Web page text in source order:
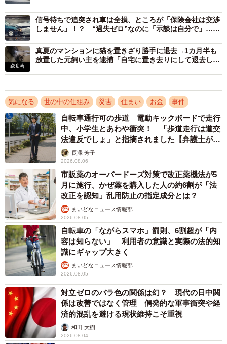
台風によって友人の家が水浸しになった場合、民法第709条
の不法行為責任に基づき、法的な賠償義務が生じる可能性
があります。ただし、故意または過失が認められるか、状
況によって判断が分かれるため、必ずしも賠償責任が認め
られるとは限りません。
このケースで争点となるのは、窓を閉め忘れたことが法的
な「過失」にあたるかどうかです。Bさんから台風が来るこ
とを知らされ、窓を閉めるよう注意されていたにもかかわ
らず閉め忘れた点は、過失と判断される一因になります。
一方で、窓を意図的に開けたわけではなく「うっかり忘れ
た」という不注意によるものであり、積極的な加害行為と
は異なります。また、予報を大きく超える記録的な豪雨で
あったなど、損害の発生を予見するのが困難だったといえ
る事情があれば、過失が否定される可能性もあります。
ー仮に「過失」が認められた場合、賠償すべき損害の範囲
はどこまでですか
もしAさんが故意に窓を開けた場合など、過失が認められた
場合は、その行為によって生じた、社会通念上相当と認め
られる範囲の損害すべてが対象となります。
具体的には、濡れた床や壁の修繕費用、水浸しになった家
信号待ちで追突され車は全損、ところが「保険会社は交渉
しません」！？ “過失ゼロ”なのに「示談は自分で」…直
真夏のマンションに猫を置きざり勝手に退去→1カ月半も
放置した元飼い主を逮捕「自宅に置き去りにして退去した
気になる 世の中の仕組み 災害 住まい お金 事件
自転車通行可の歩道 電動キックボードで走行
中、小学生とあわや衝突！ 「歩道走行は道交
法違反でしょ」と指摘されました【弁護士が解
説】長澤 芳子
2026.08.06
市販薬のオーバードーズ対策で改正薬機法が5
月に施行、かぜ薬を購入した人の約6割が「法
改正を認知」乱用防止の指定成分とは？
まいどなニュース情報部
2026.08.05
自転車の「ながらスマホ」罰則、6割超が「内
容は知らない」 利用者の意識と実際の法的知
識にギャップ大きく
まいどなニュース情報部
2026.08.05
対立ゼロのバラ色の関係は幻？ 現代の日中関
係は改善ではなく管理 偶発的な軍事衝突や経
済的混乱を避ける現状維持こそ重視
和田 大樹
2026.08.04